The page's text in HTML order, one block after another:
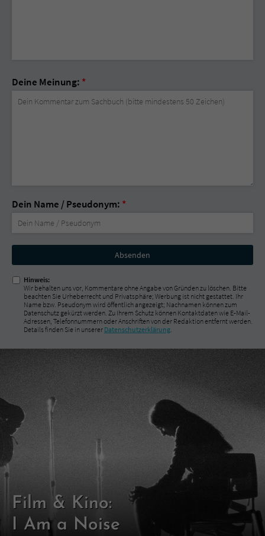
Deine Meinung: *
Dein Name / Pseudonym: *
Nicht
ausfüllen!
Hinweis:
Wir behalten uns vor, Kommentare ohne Angabe von Gründen zu löschen. Bitte
beachten Sie Urheberrecht und Privatsphäre; Werbung ist nicht gestattet. Ihr
Name bzw. Pseudonym wird öffentlich angezeigt; Nachnamen können zum
Datenschutz gekürzt werden. Zu Ihrem Schutz können Kontaktdaten wie E-Mail-
Adressen, Telefonnummern oder Anschriften von der Redaktion entfernt werden.
Details finden Sie in unserer Datenschutzerklärung.
Film & Kino:
I Am a Noise